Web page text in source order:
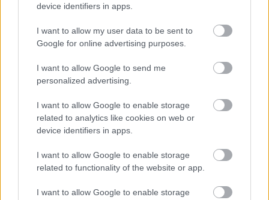
device identifiers in apps.
I want to allow my user data to be sent to
Google for online advertising purposes.
I want to allow Google to send me
personalized advertising.
I want to allow Google to enable storage
related to analytics like cookies on web or
device identifiers in apps.
I want to allow Google to enable storage
related to functionality of the website or app.
I want to allow Google to enable storage
„NEM TÖBB EZER EMBERRE UTAZUNK, HANEM
LÉTEZIK GYÓGYÍTÓ MÚZEUM?!